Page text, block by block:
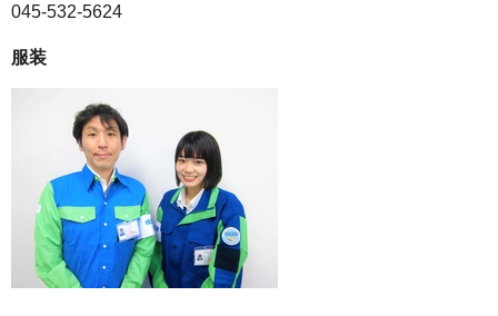
045-532-5624
服装